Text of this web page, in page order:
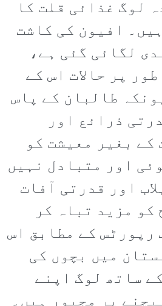
لوگ غذائی قلت کا
افیون کی کاشت
لگائی گئی ہے،
پر حالات اس کے
طالبان کے پاس
ذرائع اور
کے بغیر معیشت کو
اور متبادل نہیں
اور قدرتی آفات
کو مزید تباہ کر
رپورٹس کے مطابق اس
میں بچوں کی
ساتھ لوگ اپنے